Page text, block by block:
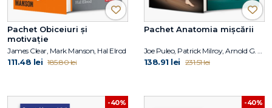
Pachet Obiceiuri și
motivație
James Clear, Mark Manson, Hal Elrod
111.48 lei 185.80 lei
Pachet Anatomia mișcării
Joe Puleo, Patrick Milroy, Arnold G. Nelson, Jouko Kokkonen, Shannon Sovndal
138.91 lei 231.51 lei
-40% -40%